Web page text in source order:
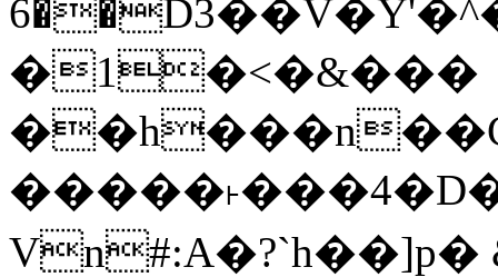
�1�<�&���
Vn#:A�?`h��]p�